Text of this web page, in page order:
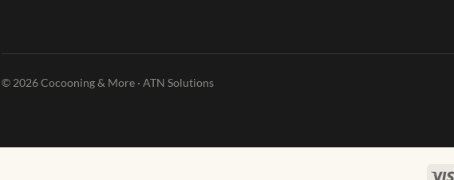
© 2026 Cocooning & More · ATN Solutions